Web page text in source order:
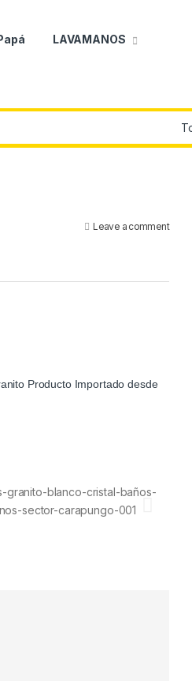
LAVAMANOS
Leave a comment
Producto Importado desde